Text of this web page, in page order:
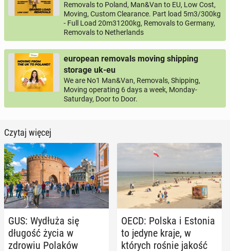
Removals to Poland, Man&Van to EU, Low Cost,
Moving, Custom Clearance. Part load 5m3/300kg
- Full Load 20m31200kg, Removals to Germany,
Removals to Netherlands
european removals moving shipping
storage uk-eu
We are No1 Man&Van, Removals, Shipping,
Moving operating 6 days a week, Monday-
Saturday, Door to Door.
Czytaj więcej
GUS: Wydłuża się
długość życia w
zdrowiu Polaków
OECD: Polska i Estonia
to jedyne kraje, w
których rośnie jakość